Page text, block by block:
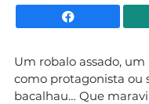
Um robalo assado,
como protagonista ou
bacalhau… Que